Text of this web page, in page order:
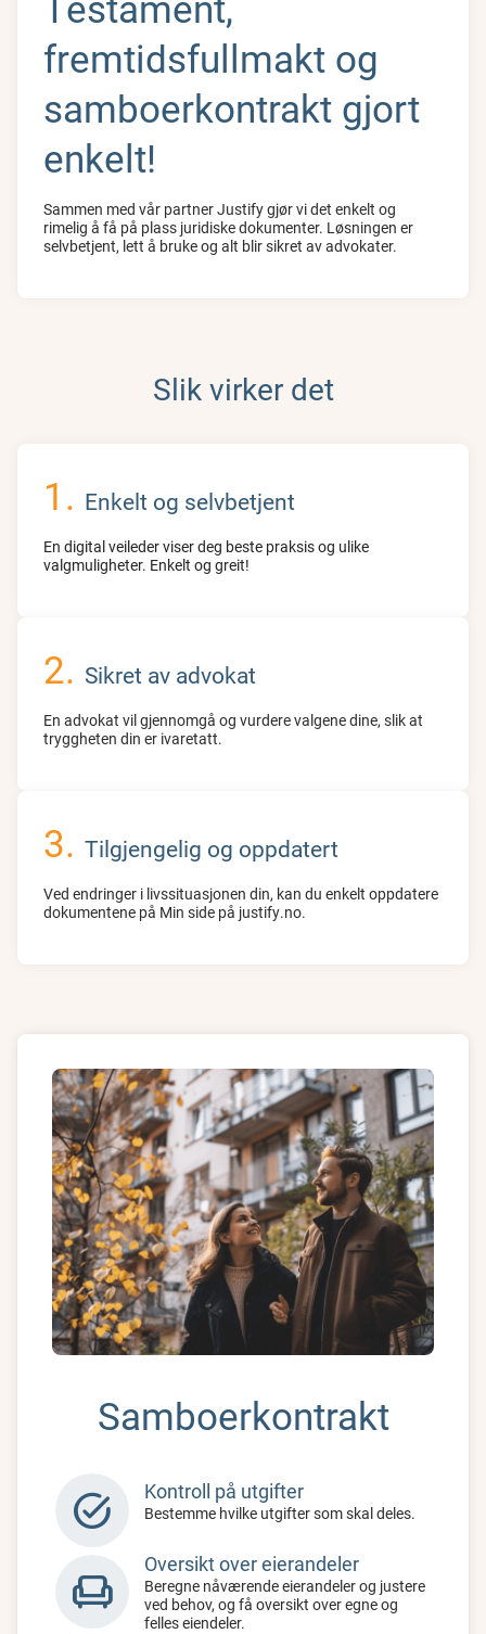
fremtidsfullmakt og
samboerkontrakt gjort
enkelt!
Sammen med vår partner Justify gjør vi det enkelt og
rimelig å få på plass juridiske dokumenter. Løsningen er
selvbetjent, lett å bruke og alt blir sikret av advokater.
Slik virker det
Enkelt og selvbetjent
En digital veileder viser deg beste praksis og ulike
valgmuligheter. Enkelt og greit!
Sikret av advokat
En advokat vil gjennomgå og vurdere valgene dine, slik at
tryggheten din er ivaretatt.
Tilgjengelig og oppdatert
Ved endringer i livssituasjonen din, kan du enkelt oppdatere
dokumentene på Min side på justify.no.
Samboerkontrakt
task_alt Kontroll på utgifter
Bestemme hvilke utgifter som skal deles.
chair
Oversikt over eierandeler
Beregne nåværende eierandeler og justere
ved behov, og få oversikt over egne og
felles eiendeler.